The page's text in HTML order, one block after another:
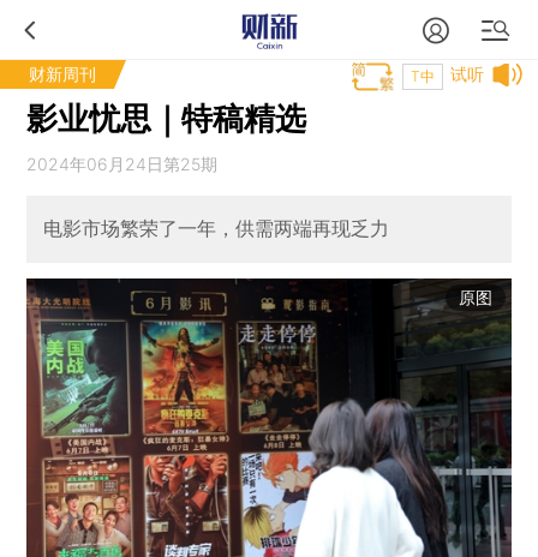
财新周刊 试听
T中
影业忧思｜特稿精选
2024年06月24日第25期
电影市场繁荣了一年，供需两端再现乏力
原图